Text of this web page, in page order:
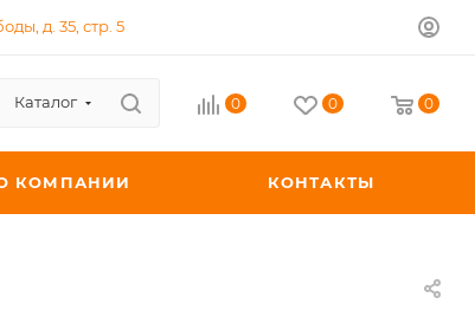
д. 35, стр. 5
Каталог 0 0 0
КОМПАНИИ КОНТАКТЫ